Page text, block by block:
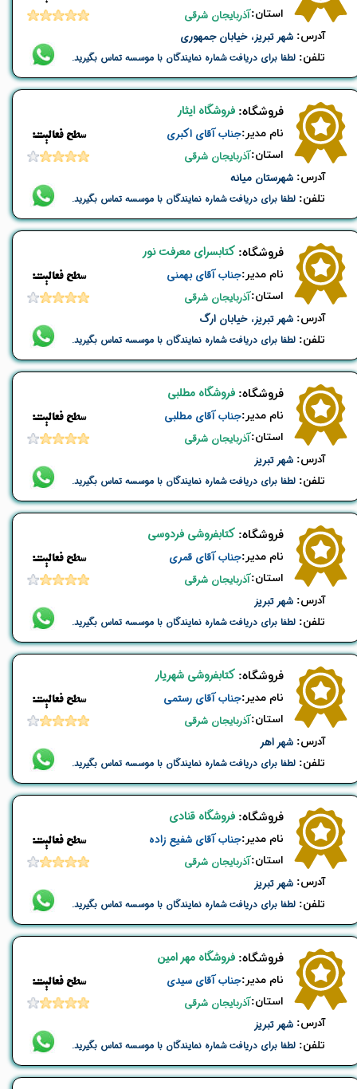
شهر تبریز، خیابان جمهوری ​آدرس:
استان:آذربایجان شرقی
تلفن: لطفا برای دریافت شماره نمایندگان با موسسه تماس بگیرید.
شهرستان میانه ​آدرس:
​فروشگاه:
نام ​مدیر:
استان:
​​سطح فعالیت:
آذربایجان شرقی
جناب آقای اکبری
تلفن: لطفا برای دریافت شماره نمایندگان با موسسه تماس بگیرید.
فروشگاه ایثار
شهر تبریز، خیابان ارگ ​آدرس:
​فروشگاه:
نام ​مدیر:
استان:
​​سطح فعالیت:
آذربایجان شرقی
جناب آقای بهمنی
تلفن: لطفا برای دریافت شماره نمایندگان با موسسه تماس بگیرید.
کتابسرای معرفت نور
شهر تبریز ​آدرس:
​فروشگاه:
نام ​مدیر:
استان:
​​سطح فعالیت:
آذربایجان شرقی
جناب آقای مطلبی
تلفن: لطفا برای دریافت شماره نمایندگان با موسسه تماس بگیرید.
فروشگاه مطلبی
شهر تبریز ​آدرس:
​فروشگاه:
نام ​مدیر:
استان:
​​سطح فعالیت:
آذربایجان شرقی
جناب آقای قمری
تلفن: لطفا برای دریافت شماره نمایندگان با موسسه تماس بگیرید.
کتابفروشی فردوسی
شهر اهر ​آدرس:
​فروشگاه:
نام ​مدیر:
استان:
​​سطح فعالیت:
آذربایجان شرقی
جناب آقای رستمی
تلفن: لطفا برای دریافت شماره نمایندگان با موسسه تماس بگیرید.
کتابفروشی شهریار
شهر تبریز ​آدرس:
​فروشگاه:
نام ​مدیر:
استان:
​​سطح فعالیت:
آذربایجان شرقی
جناب آقای شفیع زاده
تلفن: لطفا برای دریافت شماره نمایندگان با موسسه تماس بگیرید.
فروشگاه قنادی
شهر تبریز ​آدرس:
​فروشگاه:
نام ​مدیر:
استان:
​​سطح فعالیت:
آذربایجان شرقی
جناب آقای سیدی
تلفن: لطفا برای دریافت شماره نمایندگان با موسسه تماس بگیرید.
فروشگاه مهر امین